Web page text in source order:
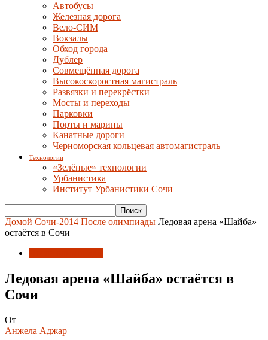
Автобусы
Железная дорога
Вело-СИМ
Вокзалы
Обход города
Дублер
Совмещённая дорога
Высокоскоростная магистраль
Развязки и перекрёстки
Мосты и переходы
Парковки
Порты и марины
Канатные дороги
Черноморская кольцевая автомагистраль
Технологии
«Зелёные» технологии
Урбанистика
Институт Урбанистики Сочи
Домой Сочи-2014 После олимпиады Ледовая арена «Шайба»
остаётся в Сочи
Ледовая арена «Шайба» остаётся в
Сочи
От
Анжела Аджар